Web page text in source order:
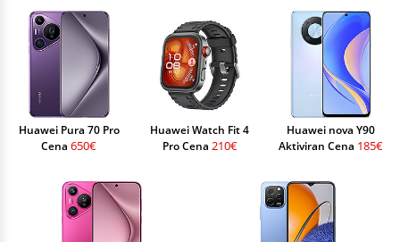
Huawei Pura 70 Pro
Cena 650€
Huawei Watch Fit 4
Pro Cena 210€
Huawei nova Y90
Aktiviran Cena 185€